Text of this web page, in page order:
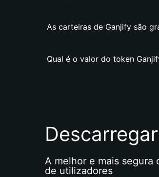
As carteiras de Ganjify são
Qual é o valor do token
A melhor e mais
de utilizadores